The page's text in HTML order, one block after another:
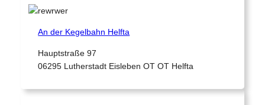
An der Kegelbahn Helfta
Hauptstraße 97
06295 Lutherstadt Eisleben OT OT Helfta